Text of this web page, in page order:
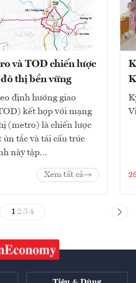
và TOD chiến lược
thị bền vững
định hướng giao
kết hợp với mạng
(metro) là chiến lược
ùn tắc và tái cấu trúc
này tập...
Xem tất cả
1 23 4